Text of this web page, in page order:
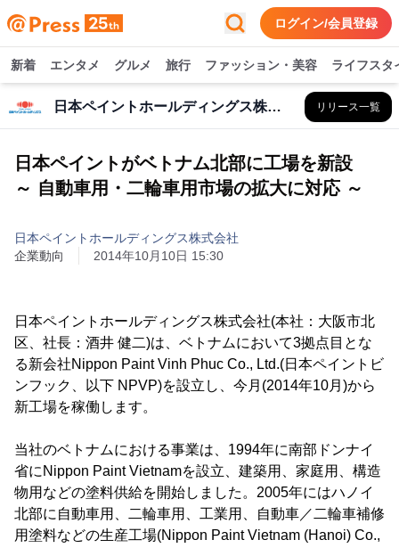
ログイン/会員登録
新着 エンタメ グルメ 旅行 ファッション・美容 ライフスタ
日本ペイントホールディングス株式会社 リリース一覧
日本ペイントがベトナム北部に工場を新設
～ 自動車用・二輪車用市場の拡大に対応 ～
日本ペイントホールディングス株式会社
企業動向
2014年10月10日 15:30
日本ペイントホールディングス株式会社(本社：大阪市北
区、社長：酒井 健二)は、ベトナムにおいて3拠点目とな
る新会社Nippon Paint Vinh Phuc Co., Ltd.(日本ペイントビ
ンフック、以下 NPVP)を設立し、今月(2014年10月)から
新工場を稼働します。
当社のベトナムにおける事業は、1994年に南部ドンナイ
省にNippon Paint Vietnamを設立、建築用、家庭用、構造
物用などの塗料供給を開始しました。2005年にはハノイ
北部に自動車用、二輪車用、工業用、自動車／二輪車補修
用塗料などの生産工場(Nippon Paint Vietnam (Hanoi) Co.,